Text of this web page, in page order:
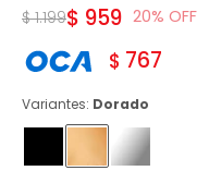
$ 959
$ 1.199 20
$ 767
Variantes: Dorado